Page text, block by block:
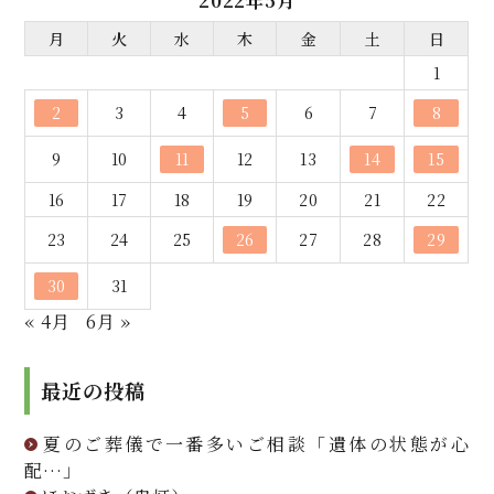
月 火 水 木 金 土
日
1
2
3 4 5 6 7 8
9 10 11 12 13 14
15
16
17 18 19 20 21
22
23
24 25 26 27 28 29
30 31
« 4月 6月 »
最近の投稿
夏のご葬儀で一番多いご相談「遺体の状態が心
配…」